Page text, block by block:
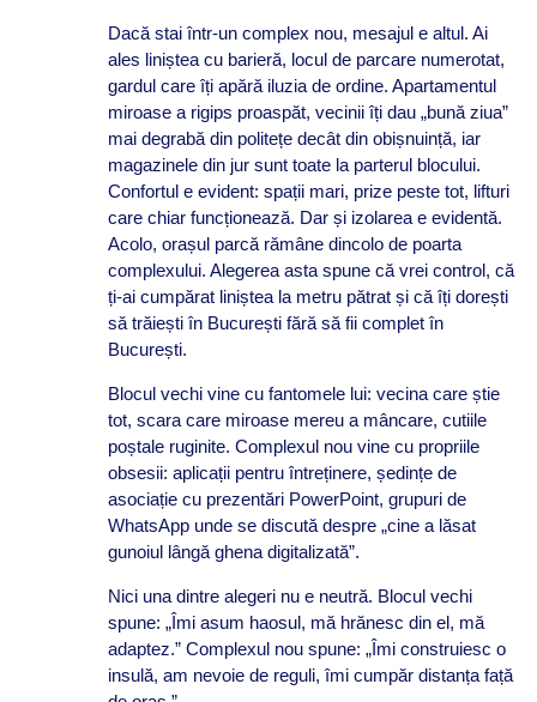
Dacă stai într-un complex nou, mesajul e altul. Ai
ales liniștea cu barieră, locul de parcare numerotat,
gardul care îți apără iluzia de ordine. Apartamentul
miroase a rigips proaspăt, vecinii îți dau „bună ziua”
mai degrabă din politețe decât din obișnuință, iar
magazinele din jur sunt toate la parterul blocului.
Confortul e evident: spații mari, prize peste tot, lifturi
care chiar funcționează. Dar și izolarea e evidentă.
Acolo, orașul parcă rămâne dincolo de poarta
complexului. Alegerea asta spune că vrei control, că
ți-ai cumpărat liniștea la metru pătrat și că îți dorești
să trăiești în București fără să fii complet în
București.
Blocul vechi vine cu fantomele lui: vecina care știe
tot, scara care miroase mereu a mâncare, cutiile
poștale ruginite. Complexul nou vine cu propriile
obsesii: aplicații pentru întreținere, ședințe de
asociație cu prezentări PowerPoint, grupuri de
WhatsApp unde se discută despre „cine a lăsat
gunoiul lângă ghena digitalizată”.
Nici una dintre alegeri nu e neutră. Blocul vechi
spune: „Îmi asum haosul, mă hrănesc din el, mă
adaptez.” Complexul nou spune: „Îmi construiesc o
insulă, am nevoie de reguli, îmi cumpăr distanța față